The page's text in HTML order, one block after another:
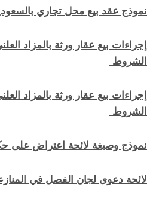
نموذج عقد بيع محل تجاري
إجراءات بيع عقار ورثة بالمزاد
الشروط
إجراءات بيع عقار ورثة بالمزاد
الشروط
نموذج وصيغة لائحة اعتراض على
لائحة دعوى لجان الفصل في